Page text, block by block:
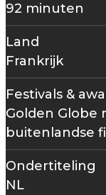
92 minuten
Land
Frankrijk
Festivals &
Golden Globe
buitenlandse
Ondertiteling
NL